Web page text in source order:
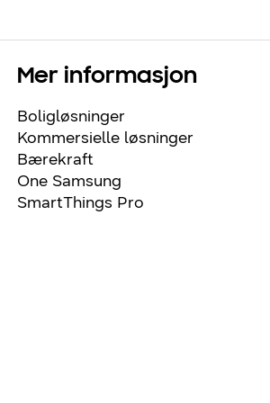
Mer informasjon
Boligløsninger
Kommersielle løsninger
Bærekraft
One Samsung
SmartThings Pro